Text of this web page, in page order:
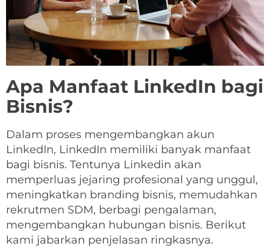
Apa Manfaat LinkedIn bagi
Bisnis?
Dalam proses mengembangkan akun
LinkedIn, LinkedIn memiliki banyak manfaat
bagi bisnis. Tentunya Linkedin akan
memperluas jejaring profesional yang unggul,
meningkatkan branding bisnis, memudahkan
rekrutmen SDM, berbagi pengalaman,
mengembangkan hubungan bisnis. Berikut
kami jabarkan penjelasan ringkasnya.